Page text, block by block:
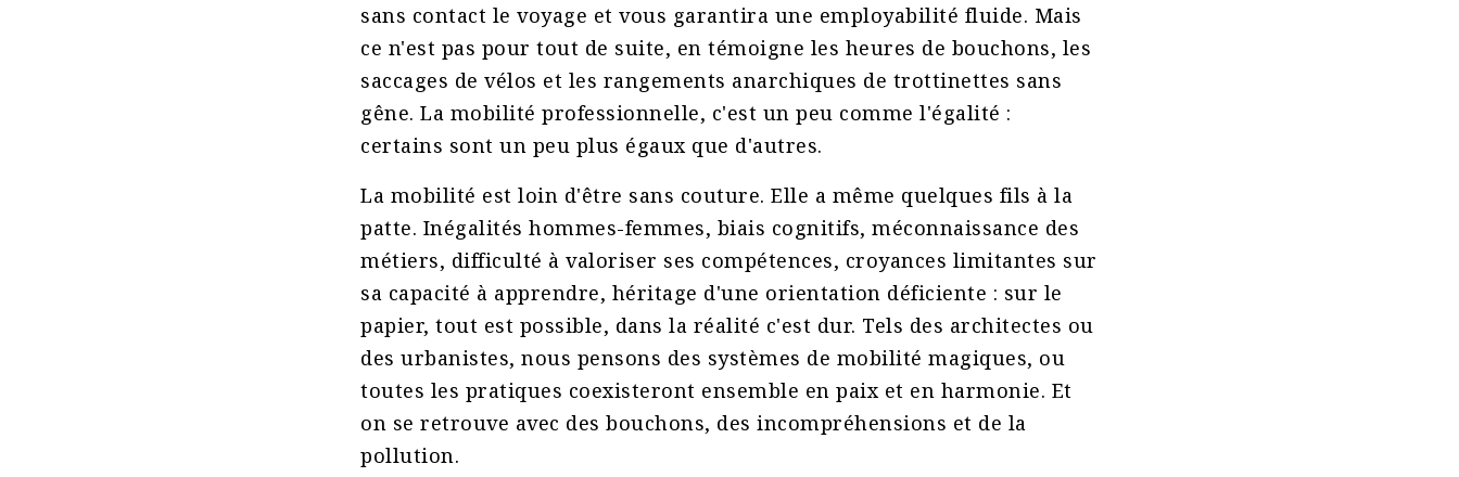
sans contact le voyage et vous garantira une employabilité fluide. Mais
ce n'est pas pour tout de suite, en témoigne les heures de bouchons, les
saccages de vélos et les rangements anarchiques de trottinettes sans
gêne. La mobilité professionnelle, c'est un peu comme l'égalité :
certains sont un peu plus égaux que d'autres.
La mobilité est loin d'être sans couture. Elle a même quelques fils à la
patte. Inégalités hommes-femmes, biais cognitifs, méconnaissance des
métiers, difficulté à valoriser ses compétences, croyances limitantes sur
sa capacité à apprendre, héritage d'une orientation déficiente : sur le
papier, tout est possible, dans la réalité c'est dur. Tels des architectes ou
des urbanistes, nous pensons des systèmes de mobilité magiques, ou
toutes les pratiques coexisteront ensemble en paix et en harmonie. Et
on se retrouve avec des bouchons, des incompréhensions et de la
pollution.